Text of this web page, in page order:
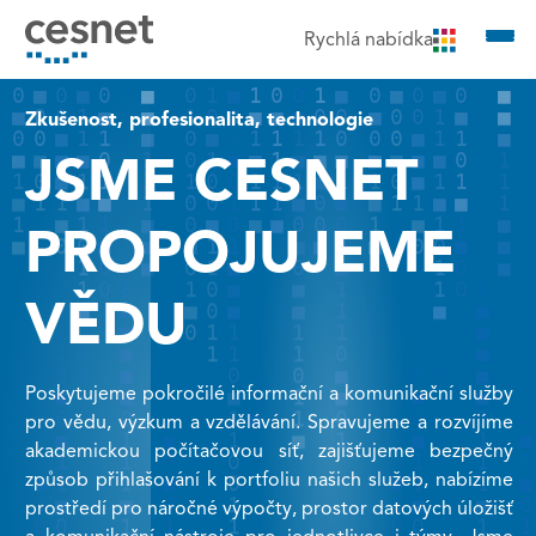
na obsah Rychlá nabídka
Zkušenost, profesionalita, technologie
JSME CESNET
PROPOJUJEME
VĚDU
Poskytujeme pokročilé informační a komunikační služby
pro vědu, výzkum a vzdělávání. Spravujeme a rozvíjíme
akademickou počítačovou síť, zajišťujeme bezpečný
způsob přihlašování k portfoliu našich služeb, nabízíme
prostředí pro náročné výpočty, prostor datových úložišť